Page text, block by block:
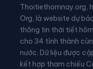
Xã Chiềng Sơn
Xã Co Mạ
Xã Gia Phù
Thoitiethomnay.org,
Org, là website dự
thông tin thời tiết
cho 34 tỉnh thành
nước. Dữ liệu được
kết hợp tham chiếu